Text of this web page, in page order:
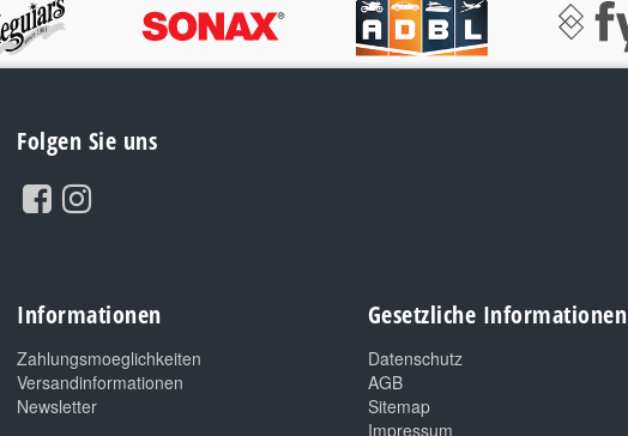
Folgen Sie uns
Informationen
Zahlungsmoeglichkeiten
Versandinformationen
Newsletter
Gesetzliche Informationen
Datenschutz
AGB
Sitemap
Impressum